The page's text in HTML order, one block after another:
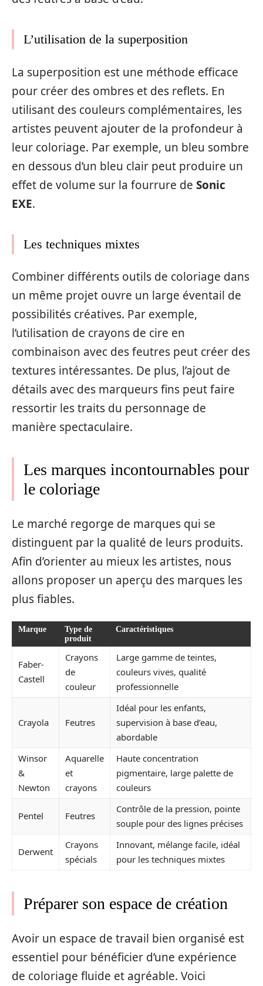
L’utilisation de la superposition
La superposition est une méthode efficace
pour créer des ombres et des reflets. En
utilisant des couleurs complémentaires, les
artistes peuvent ajouter de la profondeur à
leur coloriage. Par exemple, un bleu sombre
en dessous d’un bleu clair peut produire un
effet de volume sur la fourrure de Sonic
EXE.
Les techniques mixtes
Combiner différents outils de coloriage dans
un même projet ouvre un large éventail de
possibilités créatives. Par exemple,
l’utilisation de crayons de cire en
combinaison avec des feutres peut créer des
textures intéressantes. De plus, l’ajout de
détails avec des marqueurs fins peut faire
ressortir les traits du personnage de
manière spectaculaire.
Les marques incontournables pour
le coloriage
Le marché regorge de marques qui se
distinguent par la qualité de leurs produits.
Afin d’orienter au mieux les artistes, nous
allons proposer un aperçu des marques les
plus fiables.
Marque
Type de
produit
Caractéristiques
Faber-
Castell
Crayons
de
couleur
Large gamme de teintes,
couleurs vives, qualité
professionnelle
Crayola Feutres
Idéal pour les enfants,
supervision à base d’eau,
abordable
Winsor
&
Newton
Aquarelle
et
crayons
Haute concentration
pigmentaire, large palette de
couleurs
Pentel Feutres
Contrôle de la pression, pointe
souple pour des lignes précises
Derwent
Crayons
spécials
Innovant, mélange facile, idéal
pour les techniques mixtes
Préparer son espace de création
Avoir un espace de travail bien organisé est
essentiel pour bénéficier d’une expérience
de coloriage fluide et agréable. Voici